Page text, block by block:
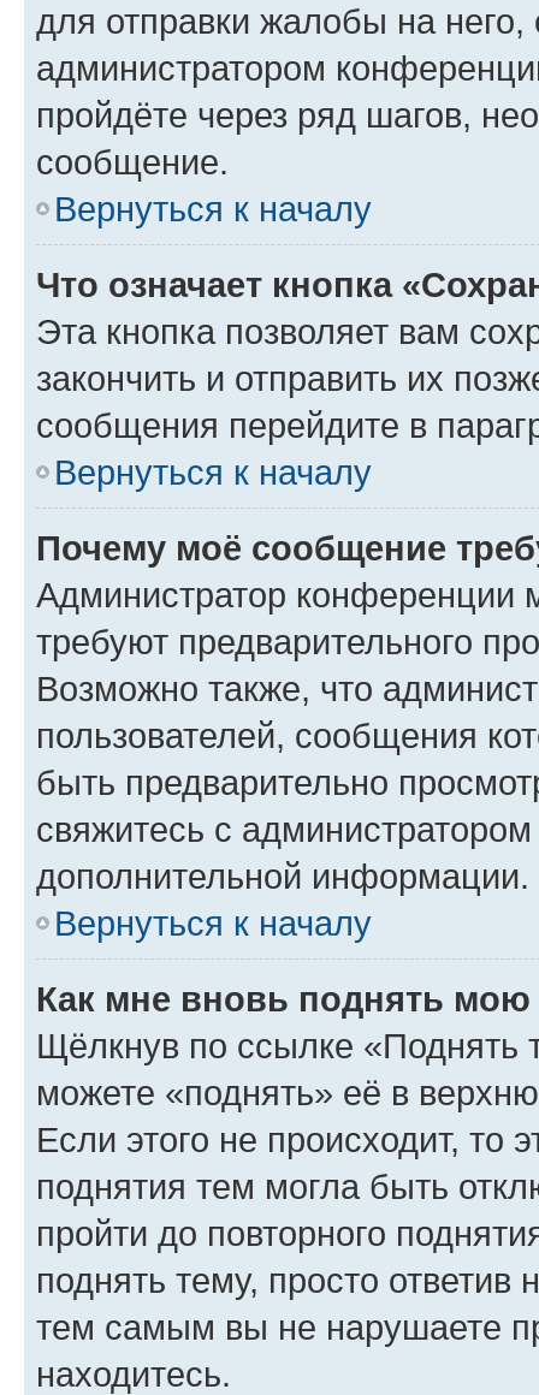
для отправки жалобы на
администратором
пройдёте через ряд шагов,
сообщение.
Вернуться к началу
Что означает кнопка
Эта кнопка позволяет вам
закончить и отправить их
сообщения перейдите в
Вернуться к началу
Почему моё сообщение
Администратор конференции
требуют предварительного
Возможно также, что
пользователей, сообщения
быть предварительно
свяжитесь с
дополнительной информации.
Вернуться к началу
Как мне вновь поднять мою
Щёлкнув по ссылке «Поднять
можете «поднять» её в
Если этого не происходит, то
поднятия тем могла быть
пройти до повторного
поднять тему, просто ответив
тем самым вы не нарушаете
находитесь.